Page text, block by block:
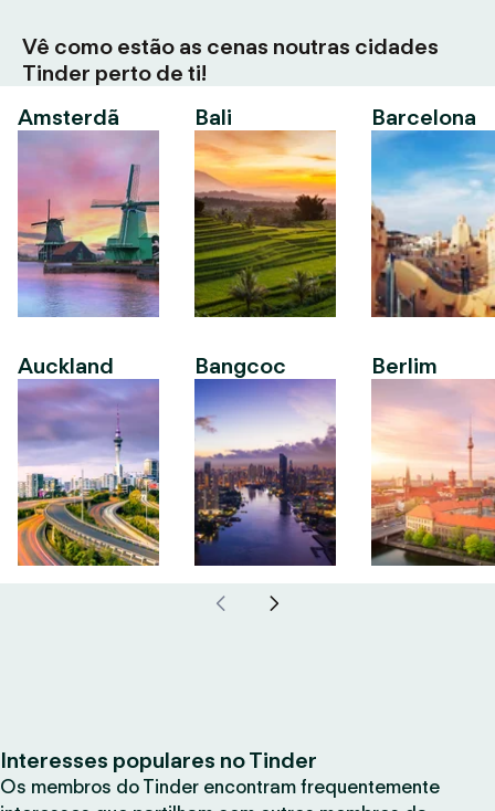
Vê como estão as cenas noutras cidades
Tinder perto de ti!
Amsterdã
Auckland
Bali
Bangcoc
Barcelona
Berlim
Interesses populares no Tinder
Os membros do Tinder encontram frequentemente